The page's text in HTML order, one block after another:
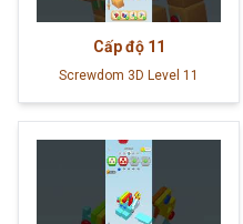
Cấp độ 11
Screwdom 3D Level 11